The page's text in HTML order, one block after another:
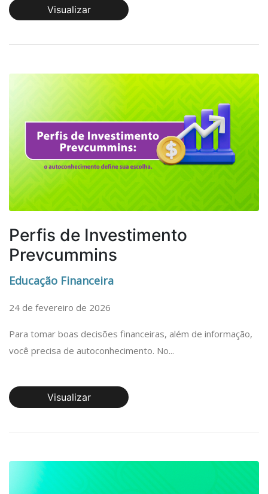
Visualizar
Perfis de Investimento
Prevcummins
Educação Financeira
24 de fevereiro de 2026
Para tomar boas decisões financeiras, além de informação,
você precisa de autoconhecimento. No...
Visualizar